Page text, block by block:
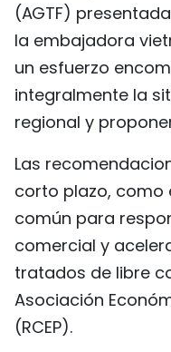
(AGTF)
la embajadora
un esfuerzo
integralmente la
regional y
Las
corto plazo, como
común para
comercial y
tratados de libre
Asociación
(RCEP).